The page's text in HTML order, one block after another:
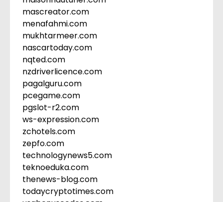
mascreator.com
menafahmi.com
mukhtarmeer.com
nascartoday.com
nqted.com
nzdriverlicence.com
pagalguru.com
pcegame.com
pgslot-r2.com
ws-expression.com
zchotels.com
zepfo.com
technologynews5.com
teknoeduka.com
thenews-blog.com
todaycryptotimes.com